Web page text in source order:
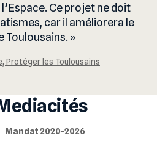
Ce projet ne doit
car il améliorera le
Toulousains.
Protéger les Toulousains
Mandat 2020-2026